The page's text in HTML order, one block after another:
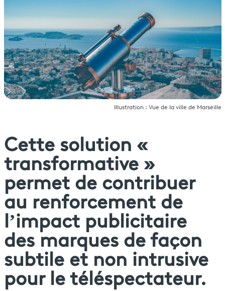
Illustration : Vue de la ville de Marseille
Cette solution «
transformative »
permet de contribuer
au renforcement de
l’impact publicitaire
des marques de façon
subtile et non intrusive
pour le téléspectateur.